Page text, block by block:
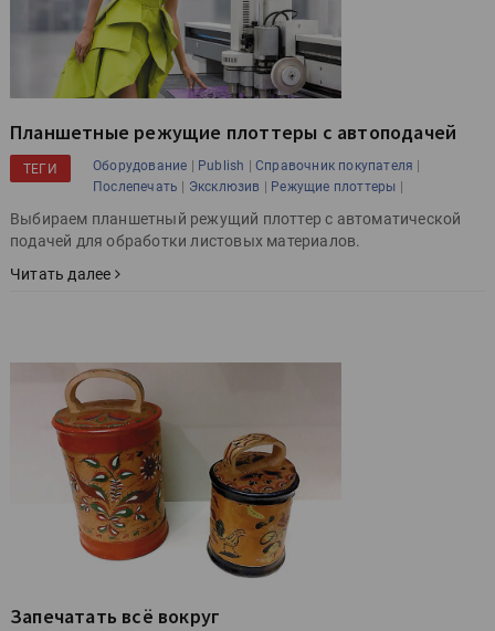
Планшетные режущие плоттеры с автоподачей
ТЕГИ Оборудование | Publish |Справочник покупателя |
Послепечать | Эксклюзив | Режущие плоттеры |
Выбираем планшетный режущий плоттер с автоматической
подачей для обработки листовых материалов.
Читать далее
Запечатать всё вокруг